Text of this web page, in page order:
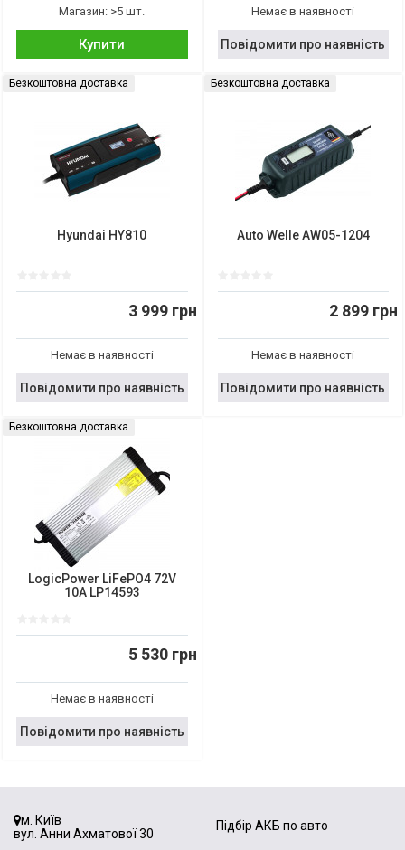
Магазин: >5 шт.
Купити
Немає в наявності
Повідомити про наявність
Безкоштовна доставка
Hyundai HY810
3 999 грн
Немає в наявності
Повідомити про наявність
Безкоштовна доставка
Auto Welle AW05-1204
2 899 грн
Немає в наявності
Повідомити про наявність
Безкоштовна доставка
LogicPower LiFePO4 72V
10A LP14593
5 530 грн
Немає в наявності
Повідомити про наявність
м. Київ
вул. Анни Ахматової 30
Підбір АКБ по авто